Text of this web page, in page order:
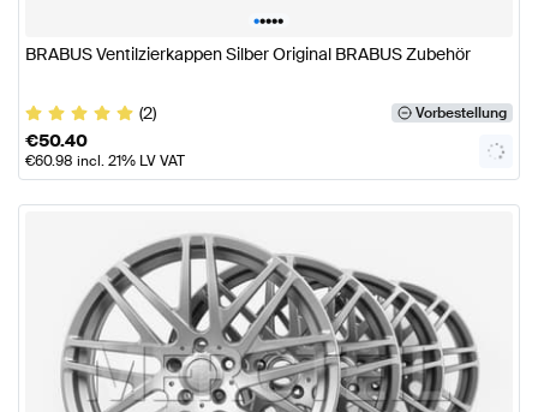
•••••
BRABUS Ventilzierkappen Silber Original BRABUS Zubehör
(2) Vorbestellung
€50.40
€60.98 incl. 21% LV VAT